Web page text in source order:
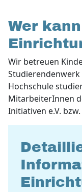
Wer
Wir betreuen
Hochschule
MitarbeiterInnen
Initiativen e.V.